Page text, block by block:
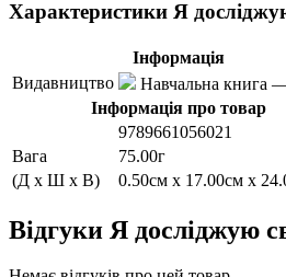
Характеристики Я
Інформація
Видавництво
Навчальна книга
Інформація про товар
9789661056021
Вага
75.00г
(Д x Ш x В)
0.50см x 17.00см x
Відгуки Я досліджую